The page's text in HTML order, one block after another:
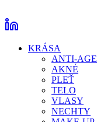
KRÁSA
ANTI-AGE
AKNÉ
PLEŤ
TELO
VLASY
NECHTY